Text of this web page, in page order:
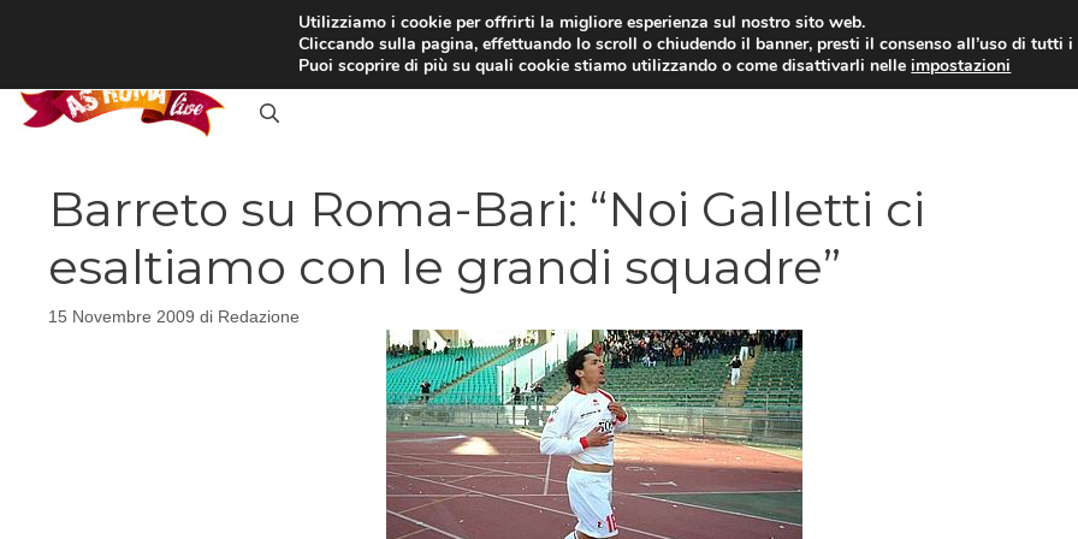
RASSEGNA STAMPA INTERVISTE CALCIOMERCATO CAMPIONATO
Barreto su Roma-Bari: “Noi Galletti ci
esaltiamo con le grandi squadre”
15 Novembre 2009 di Redazione
Utilizziamo i cookie per offrirti la migliore esperienza sul nostro sito web.
Cliccando sulla pagina, effettuando lo scroll o chiudendo il banner, presti il consenso all’uso di tutti i
Puoi scoprire di più su quali cookie stiamo utilizzando o come disattivarli nelleimpostazioni